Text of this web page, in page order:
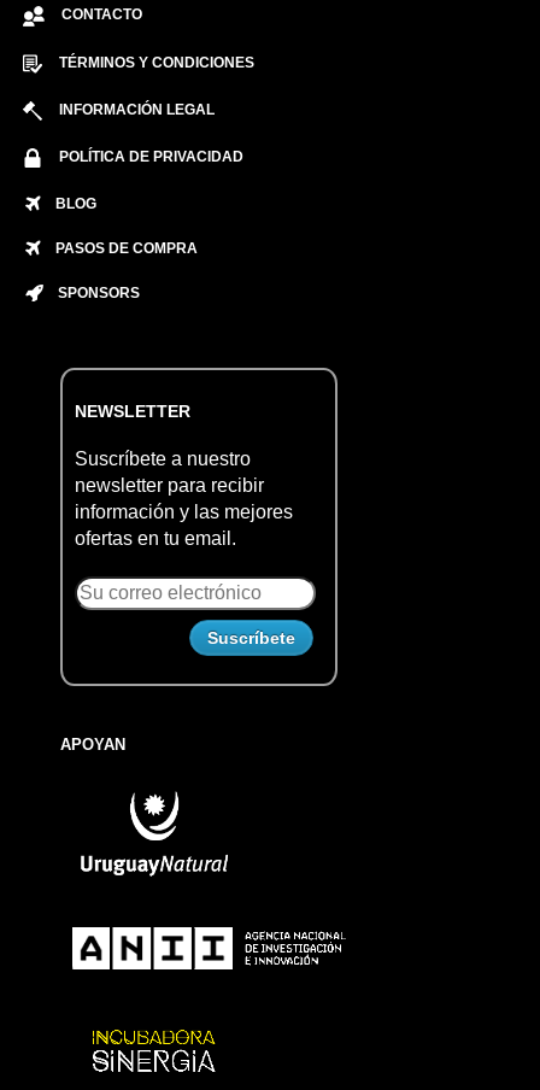
CONTACTO
TÉRMINOS Y CONDICIONES
INFORMACIÓN LEGAL
POLÍTICA DE PRIVACIDAD
BLOG
PASOS DE COMPRA
SPONSORS
NEWSLETTER
Suscríbete a nuestro
newsletter para recibir
información y las mejores
ofertas en tu email.
APOYAN